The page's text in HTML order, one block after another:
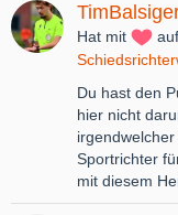
Hat mit auf
Du hast den
hier nicht
Sportrichter
mit diesem